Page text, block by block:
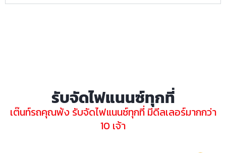
รับจัดไฟแนนซ์ทุกที่
เต๊นท์รถคุณพ้ง รับจัดไฟแนนซ์ทุกที่ มีดีลเลอร์มากกว่า
10 เจ้า